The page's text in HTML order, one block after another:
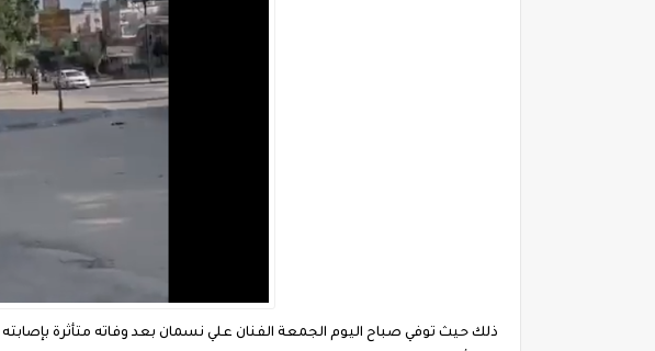
ذلك حيث توفي صباح اليوم الجمعة الفنان علي نسمان بعد وفاته متأثرة